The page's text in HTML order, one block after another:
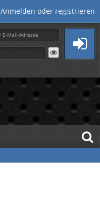
Anmelden oder registrieren